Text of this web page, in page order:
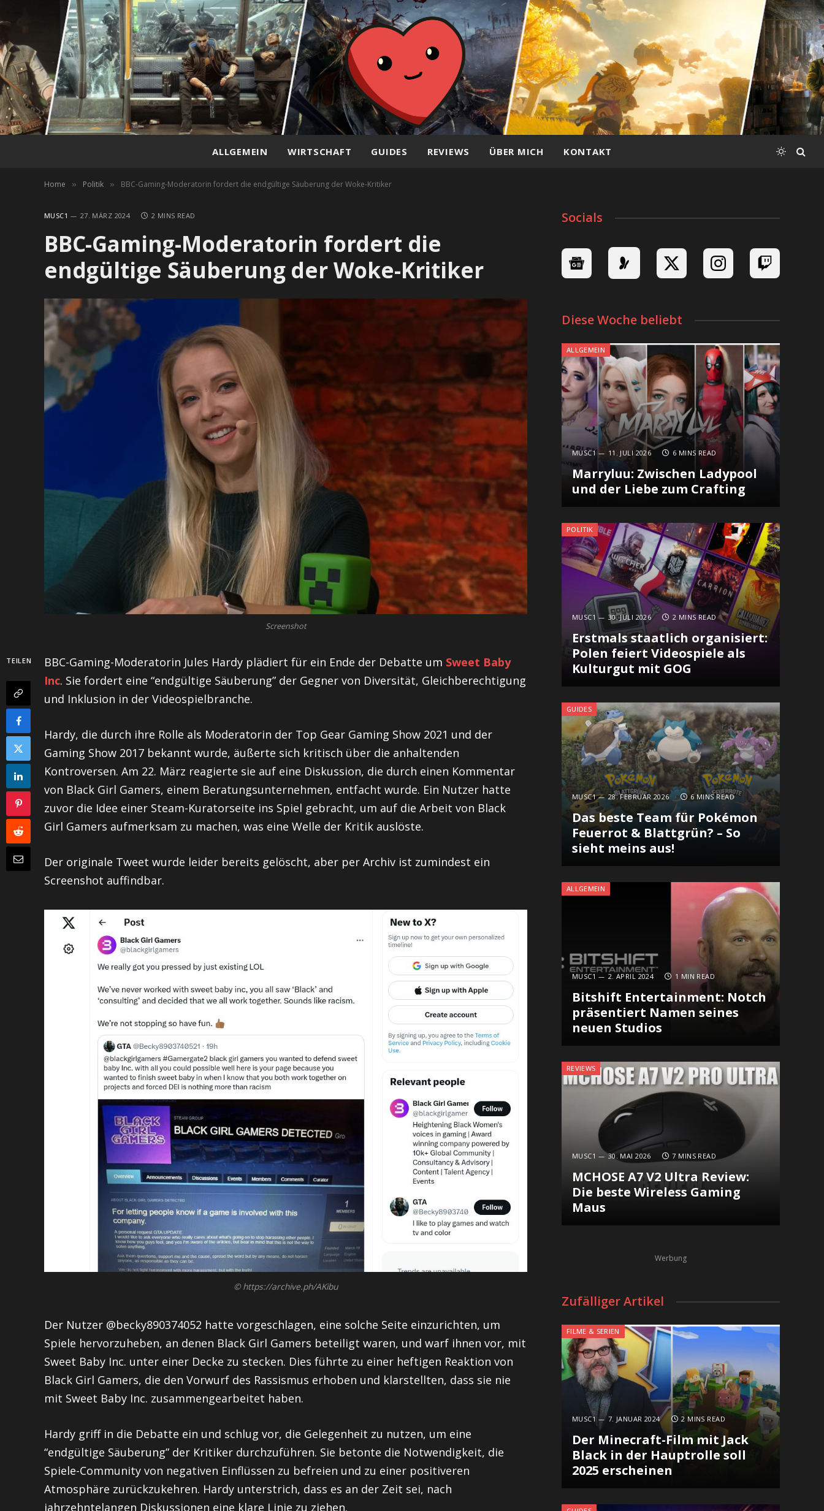
ALLGEMEIN WIRTSCHAFT GUIDES REVIEWS ÜBER MICH KONTAKT
Home » Politik » BBC-Gaming-Moderatorin fordert die endgültige Säuberung der Woke-Kritiker
MUSC1 27. MÄRZ 2024 2 MINS READ
BBC-Gaming-Moderatorin fordert die
endgültige Säuberung der Woke-Kritiker
Screenshot
TEILEN BBC-Gaming-Moderatorin Jules Hardy plädiert für ein Ende der Debatte um Sweet Baby
Inc. Sie fordert eine “endgültige Säuberung” der Gegner von Diversität, Gleichberechtigung
und Inklusion in der Videospielbranche.
Hardy, die durch ihre Rolle als Moderatorin der Top Gear Gaming Show 2021 und der
Gaming Show 2017 bekannt wurde, äußerte sich kritisch über die anhaltenden
Kontroversen. Am 22. März reagierte sie auf eine Diskussion, die durch einen Kommentar
von Black Girl Gamers, einem Beratungsunternehmen, entfacht wurde. Ein Nutzer hatte
zuvor die Idee einer Steam-Kuratorseite ins Spiel gebracht, um auf die Arbeit von Black
Girl Gamers aufmerksam zu machen, was eine Welle der Kritik auslöste.
Der originale Tweet wurde leider bereits gelöscht, aber per Archiv ist zumindest ein
Screenshot auffindbar.
© https://archive.ph/AKibu
Der Nutzer @becky890374052 hatte vorgeschlagen, eine solche Seite einzurichten, um
Spiele hervorzuheben, an denen Black Girl Gamers beteiligt waren, und warf ihnen vor, mit
Sweet Baby Inc. unter einer Decke zu stecken. Dies führte zu einer heftigen Reaktion von
Black Girl Gamers, die den Vorwurf des Rassismus erhoben und klarstellten, dass sie nie
mit Sweet Baby Inc. zusammengearbeitet haben.
Hardy griff in die Debatte ein und schlug vor, die Gelegenheit zu nutzen, um eine
“endgültige Säuberung” der Kritiker durchzuführen. Sie betonte die Notwendigkeit, die
Spiele-Community von negativen Einflüssen zu befreien und zu einer positiveren
Atmosphäre zurückzukehren. Hardy unterstrich, dass es an der Zeit sei, nach
jahrzehntelangen Diskussionen eine klare Linie zu ziehen.
Socials
Diese Woche beliebt
ALLGEMEIN
MUSC1 11. JULI 2026 6 MINS READ
Marryluu: Zwischen Ladypool
und der Liebe zum Crafting
POLITIK
MUSC1 30. JULI 2026 2 MINS READ
Erstmals staatlich organisiert:
Polen feiert Videospiele als
Kulturgut mit GOG
GUIDES
MUSC1 28. FEBRUAR 2026 6 MINS READ
Das beste Team für Pokémon
Feuerrot & Blattgrün? – So
sieht meins aus!
ALLGEMEIN
MUSC1 2. APRIL 2024 1 MIN READ
Bitshift Entertainment: Notch
präsentiert Namen seines
neuen Studios
REVIEWS
MUSC1 30. MAI 2026 7 MINS READ
MCHOSE A7 V2 Ultra Review:
Die beste Wireless Gaming
Maus
Werbung
Zufälliger Artikel
FILME & SERIEN
MUSC1 7. JANUAR 2024 2 MINS READ
Der Minecraft-Film mit Jack
Black in der Hauptrolle soll
2025 erscheinen